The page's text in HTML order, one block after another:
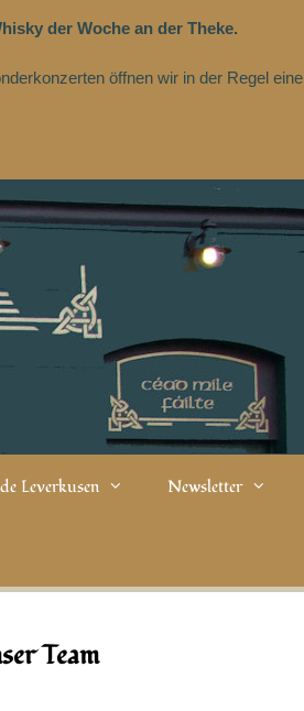
der Woche an der Theke.
öffnen wir in der Regel eine
Leverkusen Newsletter
Team